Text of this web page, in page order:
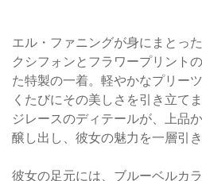
エル・ファニングが身にまとっ
クシフォンとフラワープリント
た特製の一着。軽やかなプリー
くたびにその美しさを引き立て
ジレースのディテールが、上品
醸し出し、彼女の魅力を一層引
彼女の足元には、ブルーベルカ